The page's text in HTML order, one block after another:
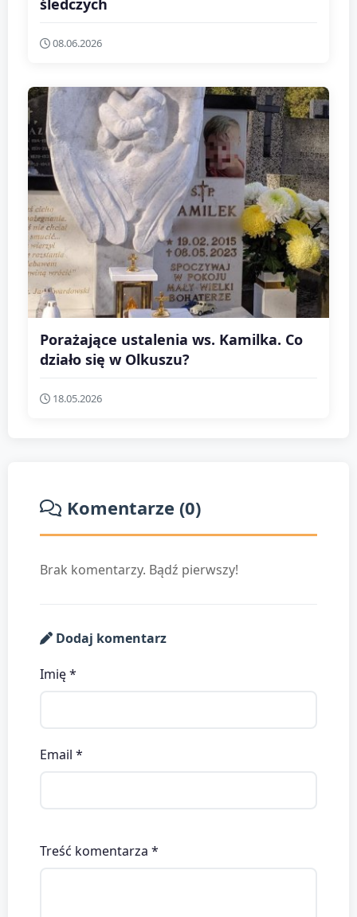
08.06.2026
Porażające ustalenia ws. Kamilka. Co
działo się w Olkuszu?
18.05.2026
Komentarze (0)
Brak komentarzy. Bądź pierwszy!
Dodaj komentarz
Imię *
Email *
Treść komentarza *